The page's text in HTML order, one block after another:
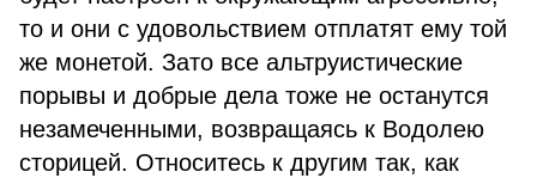
то и они с удовольствием отплатят ему той
же монетой. Зато все альтруистические
порывы и добрые дела тоже не останутся
незамеченными, возвращаясь к Водолею
сторицей. Относитесь к другим так, как